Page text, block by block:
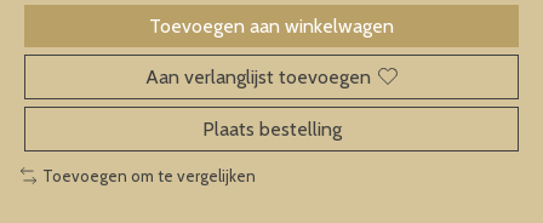
Toevoegen aan winkelwagen
Aan verlanglijst toevoegen
Plaats bestelling
Toevoegen om te vergelijken